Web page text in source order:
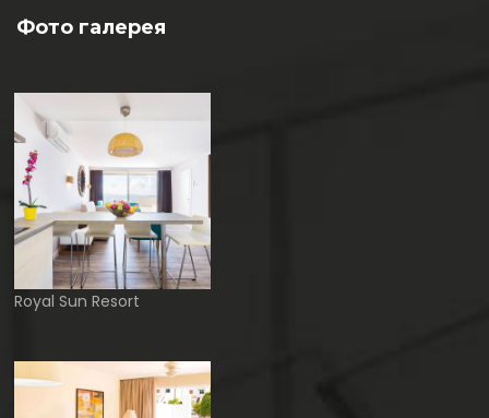
Фото галерея
Royal Sun Resort